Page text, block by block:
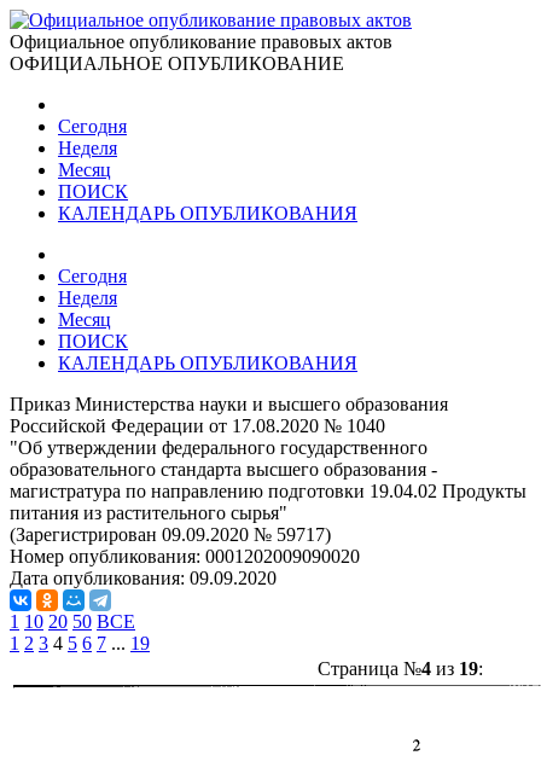
Официальное опубликование правовых актов
ОФИЦИАЛЬНОЕ ОПУБЛИКОВАНИЕ
Сегодня
Неделя
Месяц
ПОИСК
КАЛЕНДАРЬ ОПУБЛИКОВАНИЯ
Сегодня
Неделя
Месяц
ПОИСК
КАЛЕНДАРЬ ОПУБЛИКОВАНИЯ
Приказ Министерства науки и высшего образования
Российской Федерации от 17.08.2020 № 1040
"Об утверждении федерального государственного
образовательного стандарта высшего образования -
магистратура по направлению подготовки 19.04.02 Продукты
питания из растительного сырья"
(Зарегистрирован 09.09.2020 № 59717)
Номер опубликования: 0001202009090020
Дата опубликования: 09.09.2020
1 10 20 50 ВСЕ
1 2 3 4 5 6 7 ... 19
Страница №4из 19: